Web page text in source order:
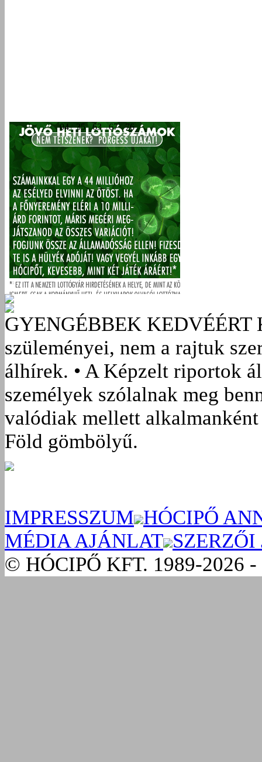
GYENGÉBBEK KEDVÉÉRT
szüleményei, nem a rajtuk
álhírek. • A Képzelt riportok
személyek szólalnak meg
valódiak mellett
Föld gömbölyű.
IMPRESSZUM HÓCIPŐ
MÉDIA AJÁNLAT SZERZŐI
© HÓCIPŐ KFT. 1989-2026